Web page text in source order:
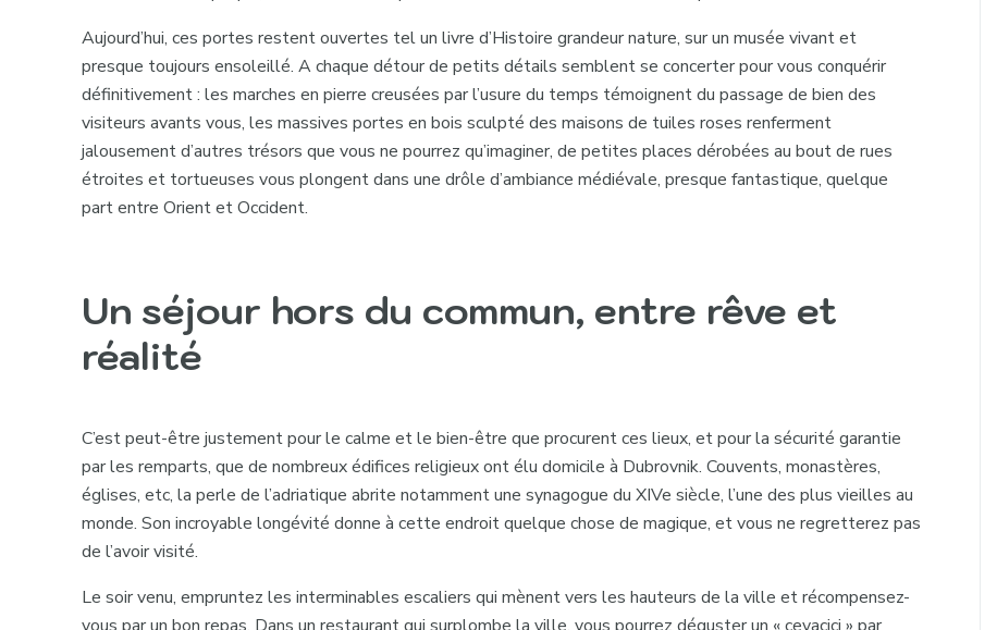
Aujourd’hui, ces portes restent ouvertes tel un livre d’Histoire grandeur nature, sur un musée vivant et
presque toujours ensoleillé. A chaque détour de petits détails semblent se concerter pour vous conquérir
définitivement : les marches en pierre creusées par l’usure du temps témoignent du passage de bien des
visiteurs avants vous, les massives portes en bois sculpté des maisons de tuiles roses renferment
jalousement d’autres trésors que vous ne pourrez qu’imaginer, de petites places dérobées au bout de rues
étroites et tortueuses vous plongent dans une drôle d’ambiance médiévale, presque fantastique, quelque
part entre Orient et Occident.
Un séjour hors du commun, entre rêve et
réalité
C’est peut-être justement pour le calme et le bien-être que procurent ces lieux, et pour la sécurité garantie
par les remparts, que de nombreux édifices religieux ont élu domicile à Dubrovnik. Couvents, monastères,
églises, etc, la perle de l’adriatique abrite notamment une synagogue du XIVe siècle, l’une des plus vieilles au
monde. Son incroyable longévité donne à cette endroit quelque chose de magique, et vous ne regretterez pas
de l’avoir visité.
Le soir venu, empruntez les interminables escaliers qui mènent vers les hauteurs de la ville et récompensez-